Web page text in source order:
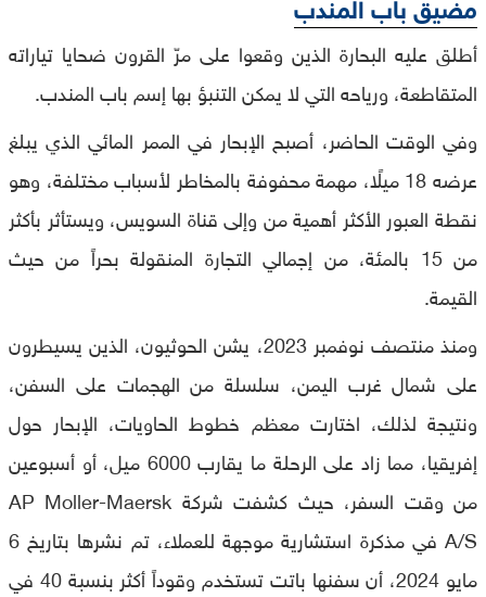
أطلق عليه البحارة الذين وقعوا على مرّ القرون ضحايا تياراته
المتقاطعة، ورياحه التي لا يمكن التنبؤ بها إسم باب المندب.
وفي الوقت الحاضر، أصبح الإبحار في الممر المائي الذي يبلغ
عرضه 18 ميلًا، مهمة محفوفة بالمخاطر لأسباب مختلفة، وهو
نقطة العبور الأكثر أهمية من وإلى قناة السويس، ويستأثر بأكثر
من 15 بالمئة، من إجمالي التجارة المنقولة بحراً من حيث
القيمة.
ومنذ منتصف نوفمبر 2023، يشن الحوثيون، الذين يسيطرون
على شمال غرب اليمن، سلسلة من الهجمات على السفن،
ونتيجة لذلك، اختارت معظم خطوط الحاويات، الإبحار حول
إفريقيا، مما زاد على الرحلة ما يقارب 6000 ميل، أو أسبوعين
من وقت السفر، حيث كشفت شركة AP Moller-Maersk
A/S في مذكرة استشارية موجهة للعملاء، تم نشرها بتاريخ 6
مايو 2024، أن سفنها باتت تستخدم وقوداً أكثر بنسبة 40 في